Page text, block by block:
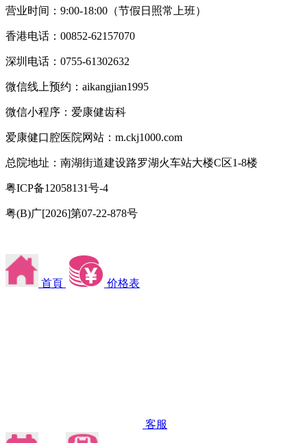
营业时间：9:00-18:00（节假日照常上班）
香港电话：00852-62157070
深圳电话：0755-61302632
微信线上预约：aikangjian1995
微信小程序：爱康健齿科
爱康健口腔医院网站：m.ckj1000.com
总院地址：南湖街道建设路罗湖火车站大楼C区1-8楼
粤ICP备12058131号-4
粤(B)广[2026]第07-22-878号
首頁 价格表
客服